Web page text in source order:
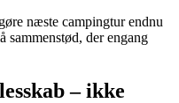
næste campingtur endnu
sammenstød, der engang
– ikke